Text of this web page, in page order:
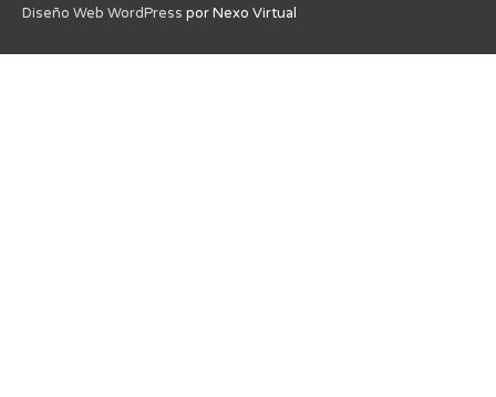
Diseño Web WordPress por Nexo Virtual